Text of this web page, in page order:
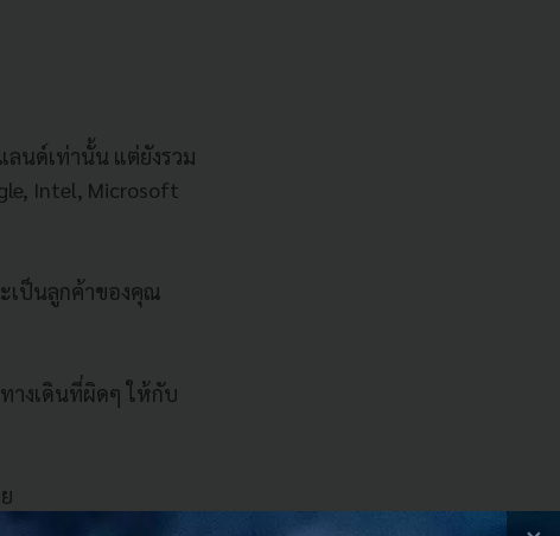
นด์เท่านั้น แต่ยังรวม
Intel, Microsoft
เป็นลูกค้าของคุณ
างเดินที่ผิดๆ ให้กับ